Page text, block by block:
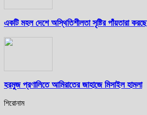
একটি মহল দেশে অস্থিতিশীলতা সৃষ্টির পাঁয়তারা করছে
হরমুজ প্রণালিতে আমিরাতের জাহাজে মিসাইল হামলা
শিরোনাম